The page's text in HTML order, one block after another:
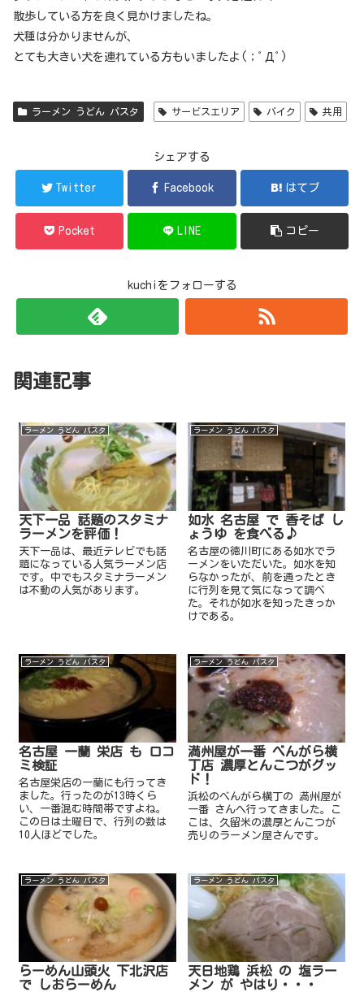
散歩している方を良く見かけましたね。
犬種は分かりませんが、
とても大きい犬を連れている方もいましたよ(；ﾟДﾟ)
ラーメン うどん パスタ サービスエリア バイク 共用
シェアする
Twitter Facebook はてブ
Pocket LINE コピー
kuchiをフォローする
関連記事
ラーメン うどん パスタ
天下一品 話題のスタミナ
ラーメンを評価！
天下一品は、最近テレビでも話
題になっている人気ラーメン店
です。中でもスタミナラーメン
は不動の人気があります。
ラーメン うどん パスタ
如水 名古屋 で 香そば し
ょうゆ を食べる♪
名古屋の徳川町にある如水でラ
ーメンをいただいた。如水を知
らなかったが、前を通ったとき
に行列を見て気になって調べ
た。それが如水を知ったきっか
けである。
ラーメン うどん パスタ
名古屋 一蘭 栄店 も 口コ
ミ検証
名古屋栄店の一蘭にも行ってき
ました。行ったのが13時くら
い、一番混む時間帯ですよね。
この日は土曜日で、行列の数は
10人ほどでした。
ラーメン うどん パスタ
満州屋が一番 べんがら横
丁店 濃厚とんこつがグッ
ド！
浜松のべんがら横丁の 満州屋が
一番 さんへ行ってきました。こ
こは、久留米の濃厚とんこつが
売りのラーメン屋さんです。
ラーメン うどん パスタ
らーめん山頭火 下北沢店
で しおらーめん
ラーメン うどん パスタ
天日地鶏 浜松 の 塩ラー
メン が やはり・・・